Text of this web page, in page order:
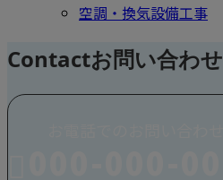
空調・換気設備工事
Contactお問い合わせ